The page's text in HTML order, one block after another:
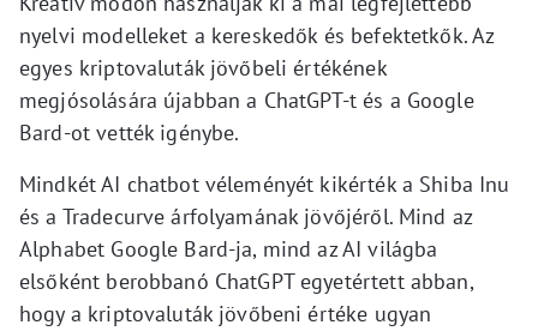
nyelvi modelleket a kereskedők és befektetkők. Az
egyes kriptovaluták jövőbeli értékének
megjósolására újabban a ChatGPT-t és a Google
Bard-ot vették igénybe.
Mindkét AI chatbot véleményét kikérték a Shiba Inu
és a Tradecurve árfolyamának jövőjéről. Mind az
Alphabet Google Bard-ja, mind az AI világba
elsőként berobbanó ChatGPT egyetértett abban,
hogy a kriptovaluták jövőbeni értéke ugyan